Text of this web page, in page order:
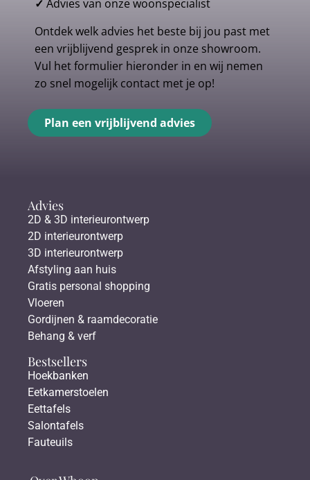
✓ Advies van onze woonspecialist
Ontdek welk advies het beste bij jou past met
een vrijblijvend gesprek in onze showroom.
Vul het formulier hieronder in en wij nemen
zo snel mogelijk contact met je op!
Plan een vrijblijvend advies
Advies
2D & 3D interieurontwerp
2D interieurontwerp
3D interieurontwerp
Afstyling aan huis
Gratis personal shopping
Vloeren
Gordijnen & raamdecoratie
Behang & verf
Bestsellers
Hoekbanken
Eetkamerstoelen
Eettafels
Salontafels
Fauteuils